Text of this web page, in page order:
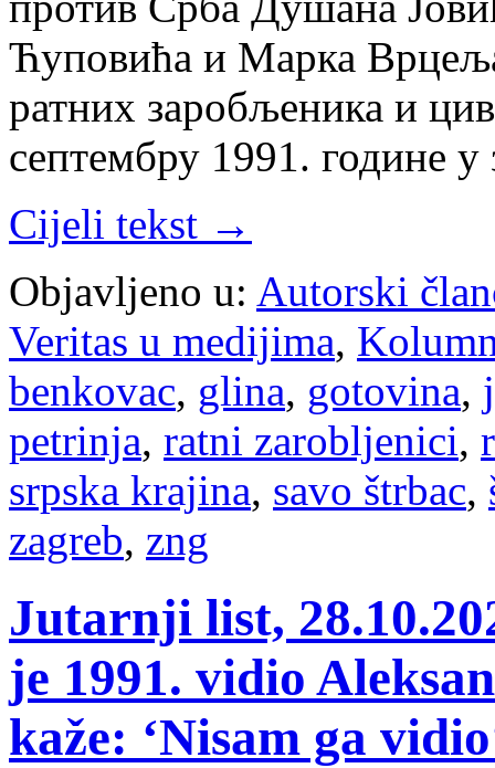
Ћуповића и Марка
ратних заробљеника и
септембру 1991. године
Cijeli tekst →
Objavljeno u: Autorski
Veritas u medijima,
benkovac, glina, gotovina,
petrinja, ratni zarobljenici,
srpska krajina, savo štrbac,
zagreb, zng
Jutarnji list,
je 1991. vidio
kaže: ‘Nisam ga